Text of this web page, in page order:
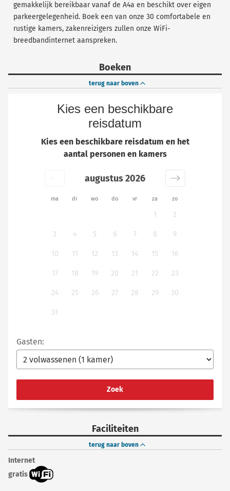
gemakkelijk bereikbaar vanaf de A4a en beschikt over eigen
parkeergelegenheid. Boek een van onze 30 comfortabele en
rustige kamers, zakenreizigers zullen onze WiFi-
breedbandinternet aanspreken.
Boeken
terug naar boven
Kies een beschikbare
reisdatum
Kies een beschikbare reisdatum en het
aantal personen en kamers
ma di wo do vr za zo
augustus 2026
1 2
3 4 5 6 7 8 9
10 11 12 13 14 15 16
17 18 19 20 21 22 23
24 25 26 27 28 29 30
31
Gasten:
Zoek
Faciliteiten
terug naar boven
Internet
gratis